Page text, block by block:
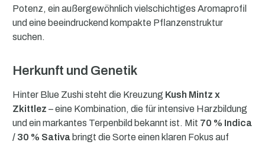
Potenz, ein außergewöhnlich vielschichtiges Aromaprofil
und eine beeindruckend kompakte Pflanzenstruktur
suchen.
Herkunft und Genetik
Hinter Blue Zushi steht die Kreuzung Kush Mintz x
Zkittlez – eine Kombination, die für intensive Harzbildung
und ein markantes Terpenbild bekannt ist. Mit 70 % Indica
/ 30 % Sativa bringt die Sorte einen klaren Fokus auf